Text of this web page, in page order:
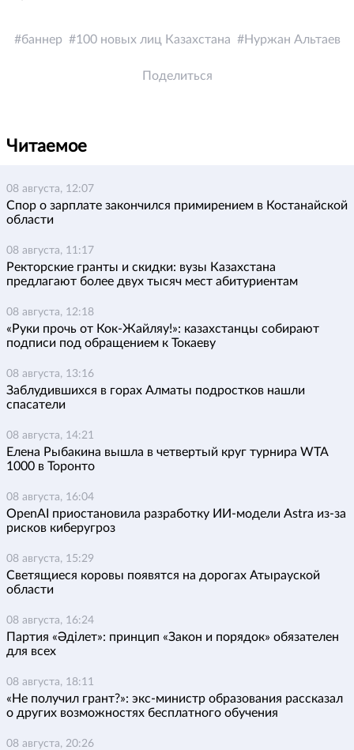
баннер 100 новых лиц Казахстана Нуржан Альтаев
Поделиться
Читаемое
08 августа, 12:07
Спор о зарплате закончился примирением в Костанайской
области
08 августа, 11:17
Ректорские гранты и скидки: вузы Казахстана
предлагают более двух тысяч мест абитуриентам
08 августа, 12:18
«Руки прочь от Кок-Жайляу!»: казахстанцы собирают
подписи под обращением к Токаеву
08 августа, 13:16
Заблудившихся в горах Алматы подростков нашли
спасатели
08 августа, 14:21
Елена Рыбакина вышла в четвертый круг турнира WTA
1000 в Торонто
08 августа, 16:04
OpenAI приостановила разработку ИИ-модели Astra из-за
рисков киберугроз
08 августа, 15:29
Светящиеся коровы появятся на дорогах Атырауской
области
08 августа, 16:24
Партия «Әділет»: принцип «Закон и порядок» обязателен
для всех
08 августа, 18:11
«Не получил грант?»: экс-министр образования рассказал
о других возможностях бесплатного обучения
08 августа, 20:26